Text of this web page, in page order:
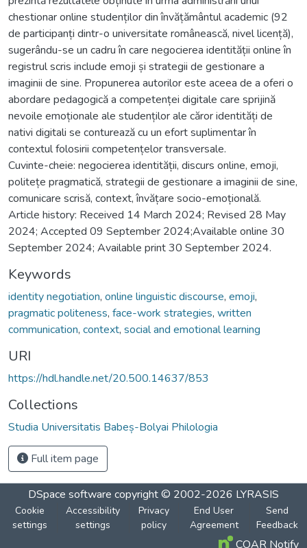
chestionar online studenților din învățământul academic (92
de participanți dintr-o universitate românească, nivel licență),
sugerându-se un cadru în care negocierea identității online în
registrul scris include emoji și strategii de gestionare a
imaginii de sine. Propunerea autorilor este aceea de a oferi o
abordare pedagogică a competenței digitale care sprijină
nevoile emoționale ale studenților ale căror identități de
nativi digitali se conturează cu un efort suplimentar în
contextul folosirii competențelor transversale.
Cuvinte-cheie: negocierea identității, discurs online, emoji,
politețe pragmatică, strategii de gestionare a imaginii de sine,
comunicare scrisă, context, învățare socio-emoțională.
Article history: Received 14 March 2024; Revised 28 May
2024; Accepted 09 September 2024;Available online 30
September 2024; Available print 30 September 2024.
Keywords
identity negotiation, online linguistic discourse, emoji,
pragmatic politeness, face-work strategies, written
communication, context, social and emotional learning
URI
https://hdl.handle.net/20.500.14637/853
Collections
Studia Universitatis Babeș-Bolyai Philologia
Full item page
DSpace software copyright © 2002-2026 LYRASIS
Cookie
settings
Accessibility
settings
Privacy
policy
End User
Agreement
Send
Feedback
COAR Notify